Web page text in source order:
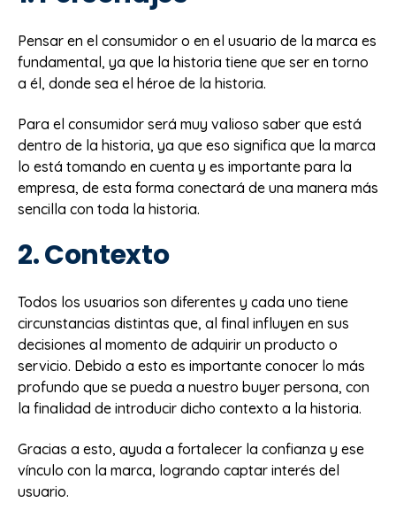
Pensar en el consumidor o en el usuario de la marca es
fundamental, ya que la historia tiene que ser en torno
a él, donde sea el héroe de la historia.
Para el consumidor será muy valioso saber que está
dentro de la historia, ya que eso significa que la marca
lo está tomando en cuenta y es importante para la
empresa, de esta forma conectará de una manera más
sencilla con toda la historia.
2. Contexto
Todos los usuarios son diferentes y cada uno tiene
circunstancias distintas que, al final influyen en sus
decisiones al momento de adquirir un producto o
servicio. Debido a esto es importante conocer lo más
profundo que se pueda a nuestro buyer persona, con
la finalidad de introducir dicho contexto a la historia.
Gracias a esto, ayuda a fortalecer la confianza y ese
vínculo con la marca, logrando captar interés del
usuario.